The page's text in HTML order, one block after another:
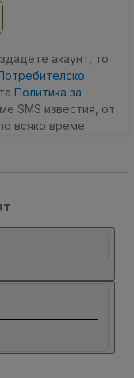
акаунт, то
Политика за
SMS известия, от
всяко време.